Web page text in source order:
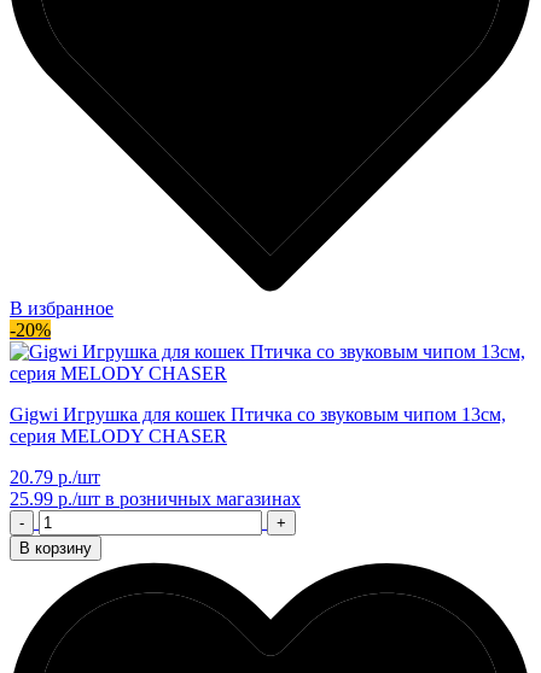
В избранное
-20%
Gigwi Игрушка для кошек Птичка со звуковым чипом 13см,
серия MELODY CHASER
20.79 р./шт
25.99 р./шт в розничных магазинах
-
+
В корзину